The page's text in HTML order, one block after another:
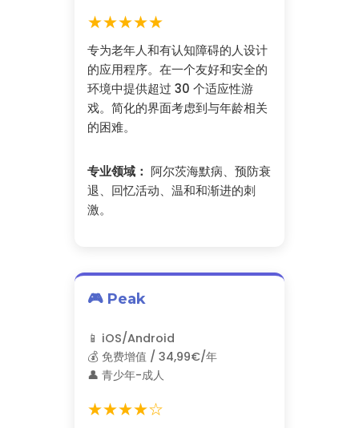
★★★★★
专为老年人和有认知障碍的人设计
的应用程序。在一个友好和安全的
环境中提供超过 30 个适应性游
戏。简化的界面考虑到与年龄相关
的困难。
专业领域： 阿尔茨海默病、预防衰
退、回忆活动、温和和渐进的刺
激。
🎮 Peak
📱 iOS/Android
💰 免费增值 / 34,99€/年
👤 青少年-成人
★★★★☆